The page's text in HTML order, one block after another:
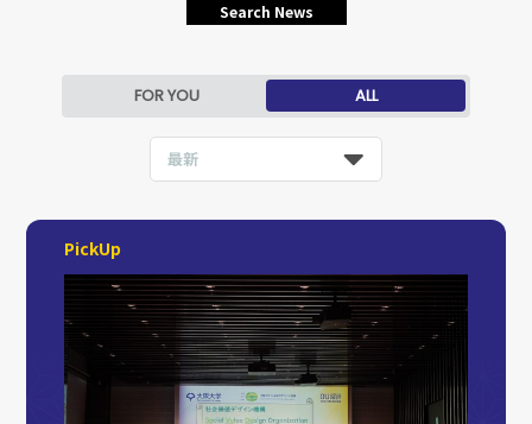
Search News
FOR YOU ALL
最新
PickUp